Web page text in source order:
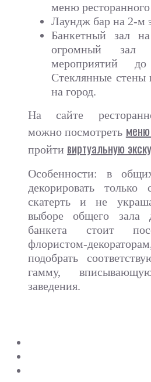
меню
Лаундж бар на 2-м
Банкетный зал
огромный зал
мероприятий
Стеклянные
на город.
На сайте
можно посмотреть
пройти виртуальную
Особенности: в
декорировать
скатерть и не
выборе общего зала
банкета стоит
флористом-
подобрать
гамму,
заведения.